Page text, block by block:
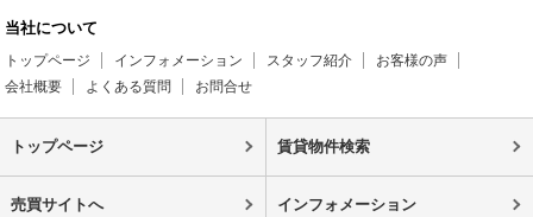
当社について
トップページ インフォメーション スタッフ紹介
お客様の声
会社概要
よくある質問 お問合せ
トップページ 賃貸物件検索
売買サイトへ インフォメーション